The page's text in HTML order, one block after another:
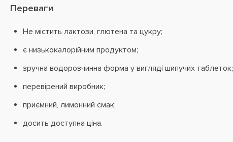
Переваги
Не містить лактози, глютена та цукру;
є низькокалорійним продуктом;
зручна водорозчинна форма у вигляді шипучих таблеток;
перевірений виробник;
приємний, лимонний смак;
досить доступна ціна.